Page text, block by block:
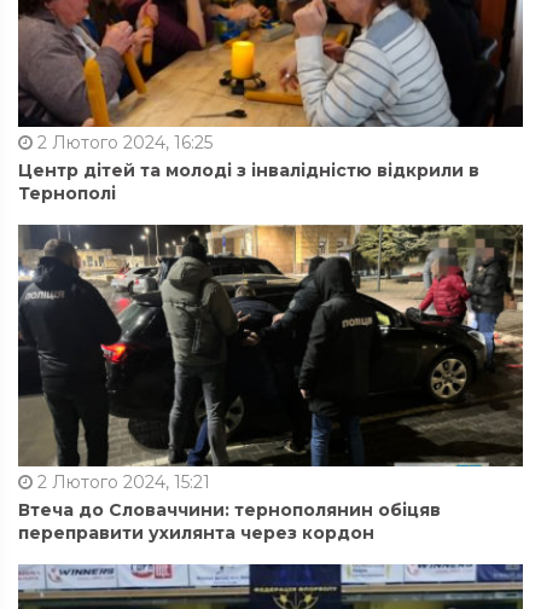
2 Лютого 2024, 16:25
Центр дітей та молоді з інвалідністю відкрили в
Тернополі
2 Лютого 2024, 15:21
Втеча до Словаччини: тернополянин обіцяв
переправити ухилянта через кордон